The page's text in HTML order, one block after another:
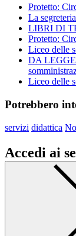
Protetto:
La segreteria
LIBRI DI
Protetto:
Liceo delle
DA
Liceo delle
Potrebbero
servizi didattica
Accedi ai